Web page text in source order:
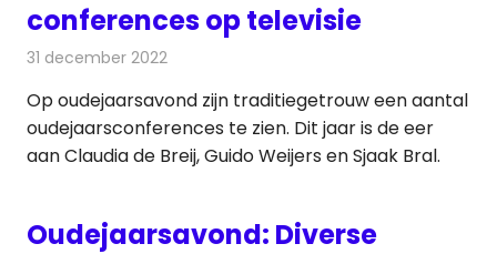
conferences op televisie
31 december 2022
Op oudejaarsavond zijn traditiegetrouw een aantal
oudejaarsconferences te zien. Dit jaar is de eer
aan Claudia de Breij, Guido Weijers en Sjaak Bral.
Oudejaarsavond: Diverse